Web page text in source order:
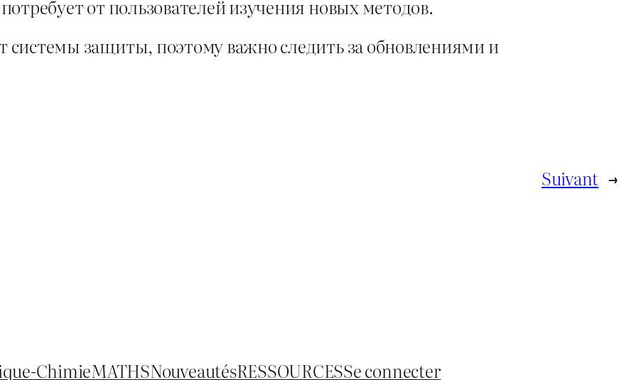
от пользователей изучения новых методов.
системы защиты, поэтому важно следить за обновлениями и
Suivant →
ChimieMATHSNouveautésRESSOURCESSe connecter